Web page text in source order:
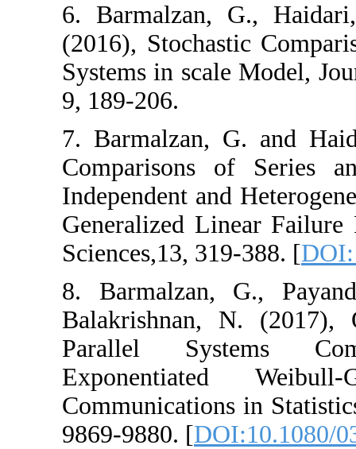
6. Barmalzan,
(2016),
Systems in scale
9, 189-206.
7. Barmalzan,
Comparisons
Independent and
Generalized
Sciences,13,
8. ‎Barmalzan‎,
‎Balakrishnan‎,
Parallel
Exponentiated
‎Communications
‎9869-9880‎. [